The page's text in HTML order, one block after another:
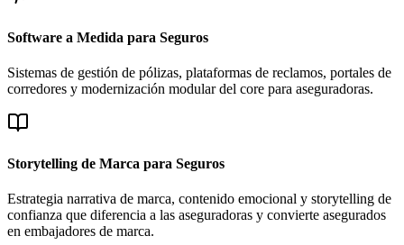
Software a Medida para Seguros
Sistemas de gestión de pólizas, plataformas de reclamos, portales de
corredores y modernización modular del core para aseguradoras.
Storytelling de Marca para Seguros
Estrategia narrativa de marca, contenido emocional y storytelling de
confianza que diferencia a las aseguradoras y convierte asegurados
en embajadores de marca.